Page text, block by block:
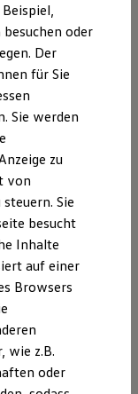
Updates
de/de/pa
für die
oder
Der
für Sie
Sie werden
zu
von
Sie
besucht
Inhalte
auf einer
Browsers
wie z.B.
oder